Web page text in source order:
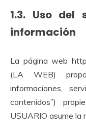
1.3. Uso
información
La página web
(LA WEB)
informaciones,
contenidos”)
USUARIO asume la